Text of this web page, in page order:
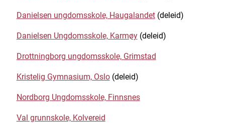
Danielsen ungdomsskole, Haugalandet(deleid)
Danielsen Ungdomsskole, Karmøy(deleid)
Drottningborg ungdomsskole, Grimstad
Kristelig Gymnasium, Oslo(deleid)
Nordborg Ungdomsskole, Finnsnes
Val grunnskole, Kolvereid